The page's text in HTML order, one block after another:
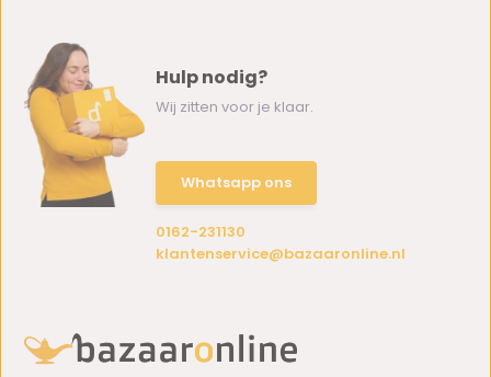
Hulp nodig?
Wij zitten voor je klaar.
Whatsapp ons
0162-231130
klantenservice@bazaaronline.nl